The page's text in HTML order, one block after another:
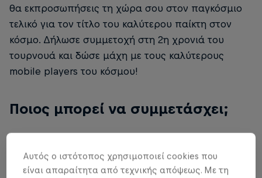
θα εκπροσωπήσεις τη χώρα σου στον παγκόσμιο
τελικό για τον τίτλο του καλύτερου παίκτη στον
κόσμο. Δήλωσε συμμετοχή στη 2η χρονιά του
τουρνουά και δώσε μάχη με τους καλύτερους
mobile players του κόσμου!
Ποιος μπορεί να συμμετάσχει;
Οι συμμετέχοντες του Red Bull M.E.O. μπορούν να
είναι ερασιτέχνες αλλά και pro. Για να πάρουν
μέρος στα τουρνουά οι πρέπει να έχουν ήδη ή να
Αυτός ο ιστότοπος χρησιμοποιεί cookies που
είναι απαραίτητα από τεχνικής απόψεως. Με τη